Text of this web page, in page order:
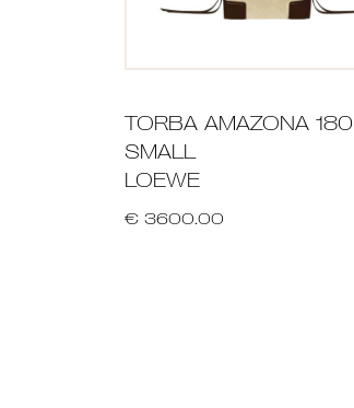
TORBA AMAZONA 180
SMALL
LOEWE
€ 3600.00